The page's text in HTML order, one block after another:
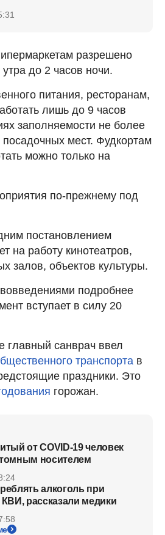
разрешено
до 2 часов ночи.
питания, ресторанам,
лишь до 9 часов
заполняемости не более
мест. Фудкортам
можно только на
по-прежнему под
постановлением
на работу кинотеатров,
залов, объектов культуры.
подробнее
вступает в силу 20
главный санврач ввел
транспорта в
праздники. Это
горожан.
от COVID-19 человек
носителем
алкоголь при
рассказали медики